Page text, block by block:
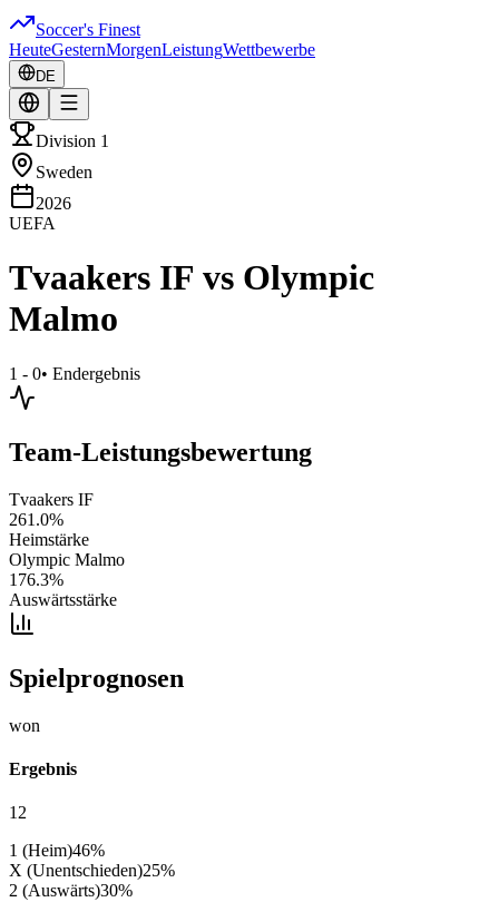
Soccer's Finest
HeuteGesternMorgenLeistungWettbewerbe
DE
Division 1
Sweden
2026
UEFA
Tvaakers IF vs Olympic
Malmo
1 - 0• Endergebnis
Team-Leistungsbewertung
Tvaakers IF
261.0%
Heimstärke
Olympic Malmo
176.3%
Auswärtsstärke
Spielprognosen
won
Ergebnis
12
1 (Heim)46%
X (Unentschieden)25%
2 (Auswärts)30%